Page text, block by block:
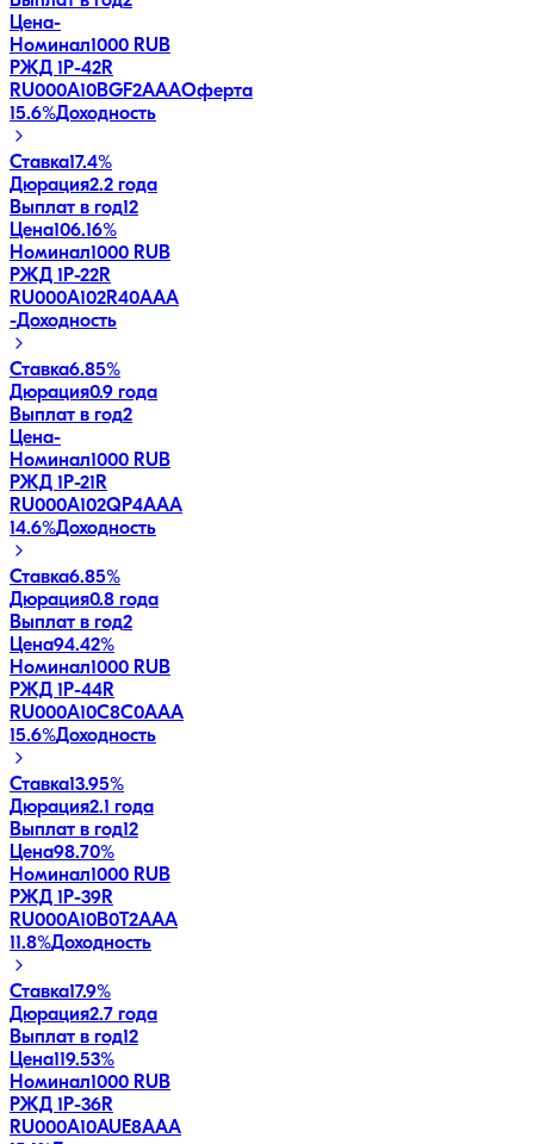
Цена-
Номинал1000 RUB
РЖД 1Р-42R
RU000A10BGF2AAAОферта
15.6%Доходность
Ставка17.4%
Дюрация2.2 года
Выплат в год12
Цена106.16%
Номинал1000 RUB
РЖД 1Р-22R
RU000A102R40AAA
-Доходность
Ставка6.85%
Дюрация0.9 года
Выплат в год2
Цена-
Номинал1000 RUB
РЖД 1Р-21R
RU000A102QP4AAA
14.6%Доходность
Ставка6.85%
Дюрация0.8 года
Выплат в год2
Цена94.42%
Номинал1000 RUB
РЖД 1Р-44R
RU000A10C8C0AAA
15.6%Доходность
Ставка13.95%
Дюрация2.1 года
Выплат в год12
Цена98.70%
Номинал1000 RUB
РЖД 1Р-39R
RU000A10B0T2AAA
11.8%Доходность
Ставка17.9%
Дюрация2.7 года
Выплат в год12
Цена119.53%
Номинал1000 RUB
РЖД 1Р-36R
RU000A10AUE8AAA